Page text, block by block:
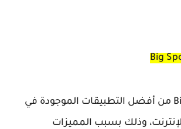
تطبيق Big Sports من أفضل التطبيقات الموجودة في
وذلك بسبب المميزات